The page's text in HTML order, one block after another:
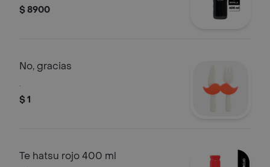
$ 8900
No, gracias
.
$ 1
Te hatsu rojo 400 ml